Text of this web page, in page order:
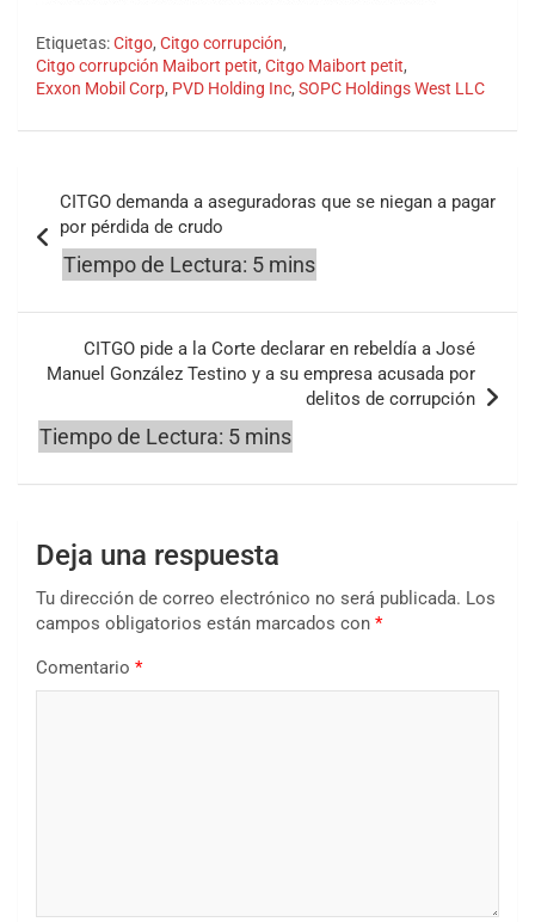
Etiquetas:Citgo, Citgo corrupción,
Citgo corrupción Maibort petit, Citgo Maibort petit,
Exxon Mobil Corp, PVD Holding Inc, SOPC Holdings West LLC
de
entradas
CITGO demanda a aseguradoras que se niegan a pagar
por pérdida de crudo
CITGO pide a la Corte declarar en rebeldía a José
Manuel González Testino y a su empresa acusada por
delitos de corrupción
Deja una respuesta
Tu dirección de correo electrónico no será publicada. Los
campos obligatorios están marcados con *
Comentario *